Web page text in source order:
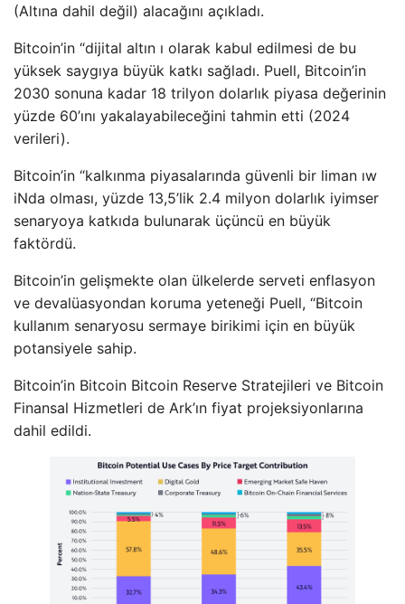
(Altına dahil değil) alacağını açıkladı.
Bitcoin’in “dijital altın ı olarak kabul edilmesi de bu
yüksek saygıya büyük katkı sağladı. Puell, Bitcoin’in
2030 sonuna kadar 18 trilyon dolarlık piyasa değerinin
yüzde 60’ını yakalayabileceğini tahmin etti (2024
verileri).
Bitcoin’in “kalkınma piyasalarında güvenli bir liman ıw
iNda olması, yüzde 13,5’lik 2.4 milyon dolarlık iyimser
senaryoya katkıda bulunarak üçüncü en büyük
faktördü.
Bitcoin’in gelişmekte olan ülkelerde serveti enflasyon
ve devalüasyondan koruma yeteneği Puell, “Bitcoin
kullanım senaryosu sermaye birikimi için en büyük
potansiyele sahip.
Bitcoin’in Bitcoin Bitcoin Reserve Stratejileri ve Bitcoin
Finansal Hizmetleri de Ark’ın fiyat projeksiyonlarına
dahil edildi.